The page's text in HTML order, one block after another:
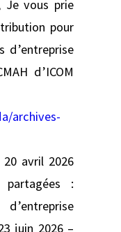
Je vous prie
pour
d’entreprise
d’ICOM
archives-
avril 2026
:
juin 2026 –